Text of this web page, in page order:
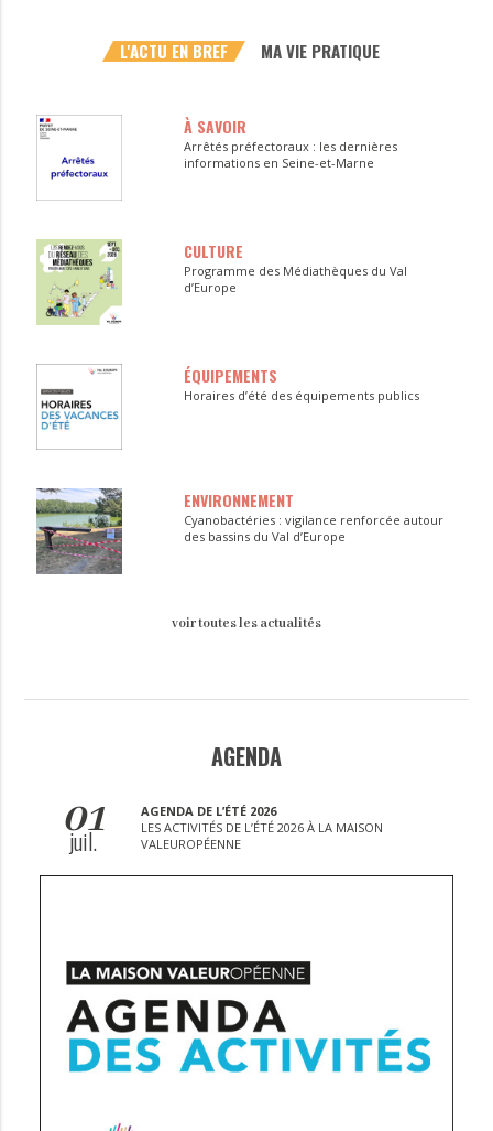
L'ACTU EN BREF MA VIE PRATIQUE
À SAVOIR
Arrêtés préfectoraux : les dernières
informations en Seine-et-Marne
CULTURE
Programme des Médiathèques du Val
d’Europe
ÉQUIPEMENTS
Horaires d’été des équipements publics
ENVIRONNEMENT
Cyanobactéries : vigilance renforcée autour
des bassins du Val d’Europe
voir toutes les actualités
AGENDA
01
juil.
AGENDA DE L’ÉTÉ 2026
LES ACTIVITÉS DE L’ÉTÉ 2026 À LA MAISON
VALEUROPÉENNE